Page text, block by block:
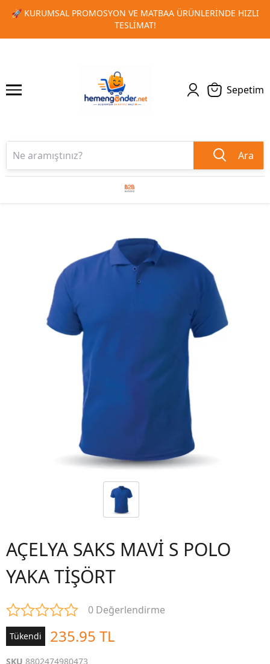
HIZLI
🎁 TOPLU SIPARIŞLERINIZDE ÖZEL İNDIRIM
1 2
Sepetim
Ara
AÇELYA SAKS MAVİ S POLO
YAKA TİŞÖRT
0 Değerlendirme
Tükendi 235.95 TL
SKU 8802474980473